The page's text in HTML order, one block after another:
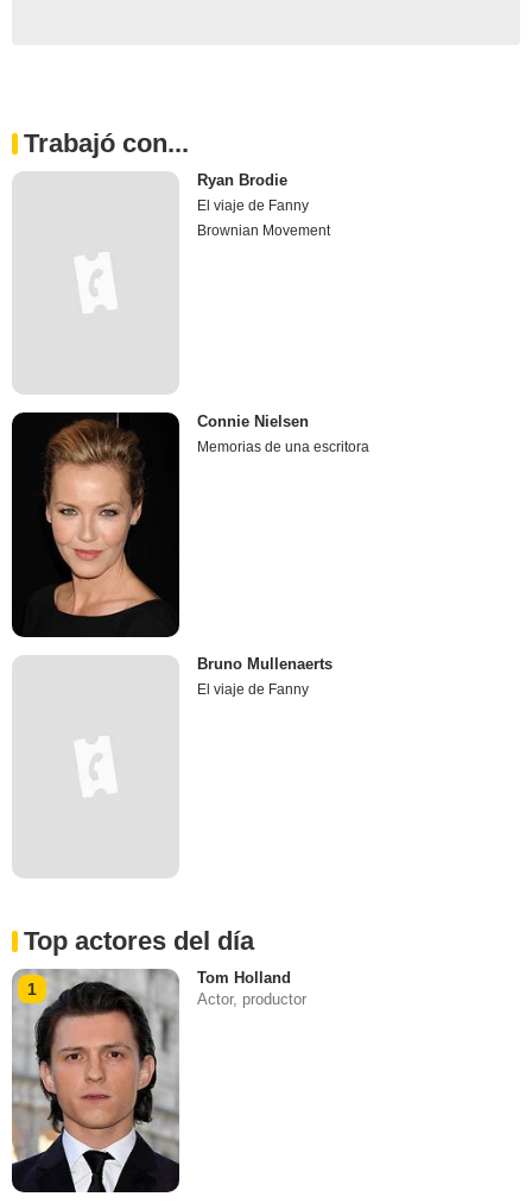
Trabajó con...
Ryan Brodie
El viaje de Fanny
Brownian Movement
Connie Nielsen
Memorias de una escritora
Bruno Mullenaerts
El viaje de Fanny
Top actores del día
1
Tom Holland
Actor, productor